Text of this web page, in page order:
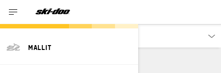
MALLIT